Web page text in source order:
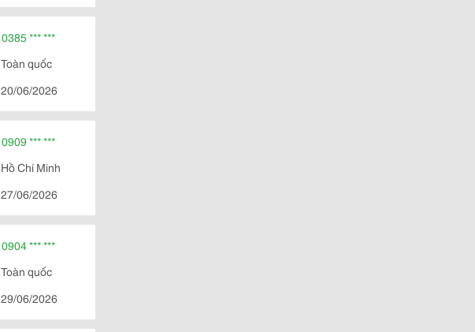
0385 *** ***
Toàn quốc
20/06/2026
0909 *** ***
Hồ Chí Minh
27/06/2026
0904 *** ***
Toàn quốc
29/06/2026